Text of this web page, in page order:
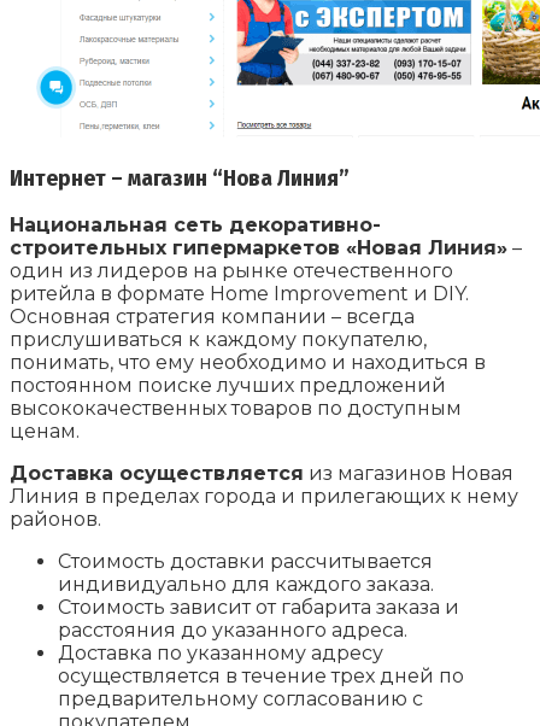
Интернет – магазин “Нова Линия”
Национальная сеть декоративно-
строительных гипермаркетов «Новая Линия» –
один из лидеров на рынке отечественного
ритейла в формате Home Improvement и DIY.
Основная стратегия компании – всегда
прислушиваться к каждому покупателю,
понимать, что ему необходимо и находиться в
постоянном поиске лучших предложений
высококачественных товаров по доступным
ценам.
Доставка осуществляется из магазинов Новая
Линия в пределах города и прилегающих к нему
районов.
Стоимость доставки рассчитывается
индивидуально для каждого заказа.
Стоимость зависит от габарита заказа и
расстояния до указанного адреса.
Доставка по указанному адресу
осуществляется в течение трех дней по
предварительному согласованию с